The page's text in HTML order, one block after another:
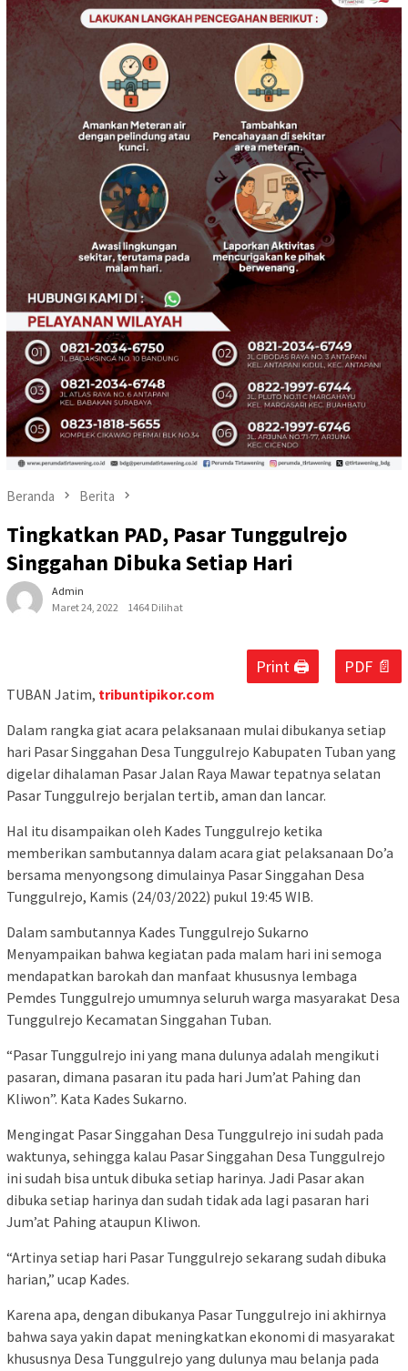
Beranda Berita
Tingkatkan PAD, Pasar Tunggulrejo
Singgahan Dibuka Setiap Hari
Admin
Maret 24, 2022
1464 Dilihat
Print 🖨 PDF 📄
TUBAN Jatim, tribuntipikor.com
Dalam rangka giat acara pelaksanaan mulai dibukanya setiap
hari Pasar Singgahan Desa Tunggulrejo Kabupaten Tuban yang
digelar dihalaman Pasar Jalan Raya Mawar tepatnya selatan
Pasar Tunggulrejo berjalan tertib, aman dan lancar.
Hal itu disampaikan oleh Kades Tunggulrejo ketika
memberikan sambutannya dalam acara giat pelaksanaan Do’a
bersama menyongsong dimulainya Pasar Singgahan Desa
Tunggulrejo, Kamis (24/03/2022) pukul 19:45 WIB.
Dalam sambutannya Kades Tunggulrejo Sukarno
Menyampaikan bahwa kegiatan pada malam hari ini semoga
mendapatkan barokah dan manfaat khususnya lembaga
Pemdes Tunggulrejo umumnya seluruh warga masyarakat Desa
Tunggulrejo Kecamatan Singgahan Tuban.
“Pasar Tunggulrejo ini yang mana dulunya adalah mengikuti
pasaran, dimana pasaran itu pada hari Jum’at Pahing dan
Kliwon”. Kata Kades Sukarno.
Mengingat Pasar Singgahan Desa Tunggulrejo ini sudah pada
waktunya, sehingga kalau Pasar Singgahan Desa Tunggulrejo
ini sudah bisa untuk dibuka setiap harinya. Jadi Pasar akan
dibuka setiap harinya dan sudah tidak ada lagi pasaran hari
Jum’at Pahing ataupun Kliwon.
“Artinya setiap hari Pasar Tunggulrejo sekarang sudah dibuka
harian,” ucap Kades.
Karena apa, dengan dibukanya Pasar Tunggulrejo ini akhirnya
bahwa saya yakin dapat meningkatkan ekonomi di masyarakat
khususnya Desa Tunggulrejo yang dulunya mau belanja pada